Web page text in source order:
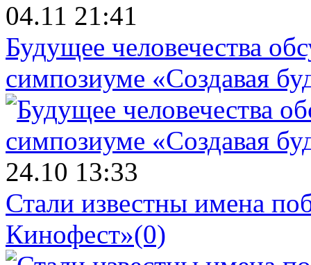
04.11 21:41
Будущее человечества
симпозиуме «Создавая
24.10 13:33
Стали известны имена
Кинофест»(0)